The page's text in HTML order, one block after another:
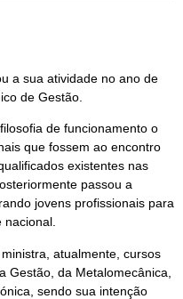
a sua atividade no ano de
de Gestão.
de funcionamento o
que fossem ao encontro
existentes nas
passou a
jovens profissionais para
nacional.
atualmente, cursos
Gestão, da Metalomecânica,
sendo sua intenção